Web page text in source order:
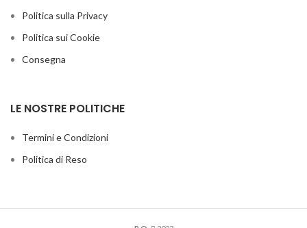
Politica sulla Privacy
Politica sui Cookie
Consegna
LE NOSTRE POLITICHE
Termini e Condizioni
Politica di Reso